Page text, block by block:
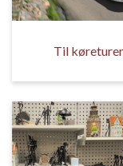
Til